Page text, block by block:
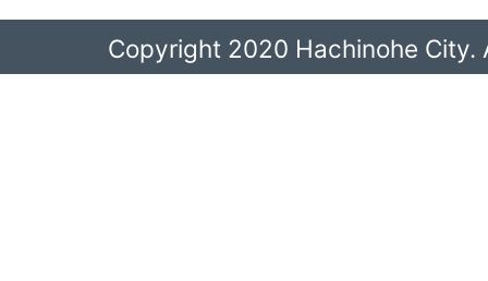
Copyright 2020 Hachinohe City.